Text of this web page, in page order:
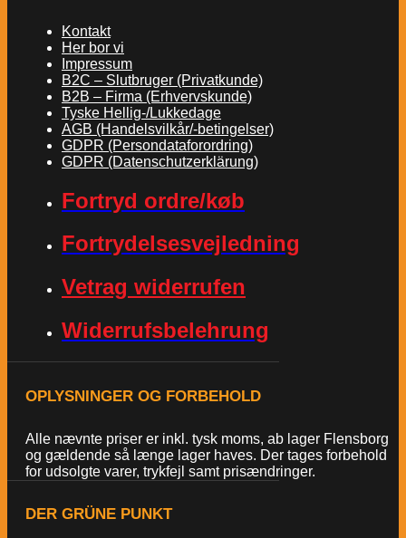
Kontakt
Her bor vi
Impressum
B2C – Slutbruger (Privatkunde)
B2B – Firma (Erhvervskunde)
Tyske Hellig-/Lukkedage
AGB (Handelsvilkår/-betingelser)
GDPR (Persondataforordring)
GDPR (Datenschutzerklärung)
Fortryd ordre/køb
Fortrydelsesvejledning
Vetrag widerrufen
Widerrufsbelehrung
OPLYSNINGER OG FORBEHOLD
Alle nævnte priser er inkl. tysk moms, ab lager Flensborg
og gældende så længe lager haves. Der tages forbehold
for udsolgte varer, trykfejl samt prisændringer.
DER GRÜNE PUNKT